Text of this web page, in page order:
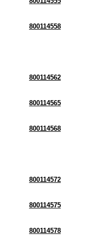
800114558
800114562
800114565
800114568
800114572
800114575
800114578